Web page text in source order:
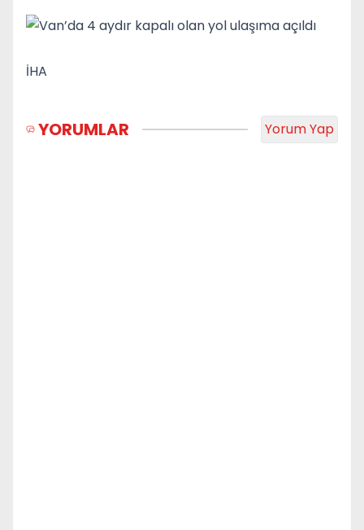
İHA
YORUMLAR Yorum Yap